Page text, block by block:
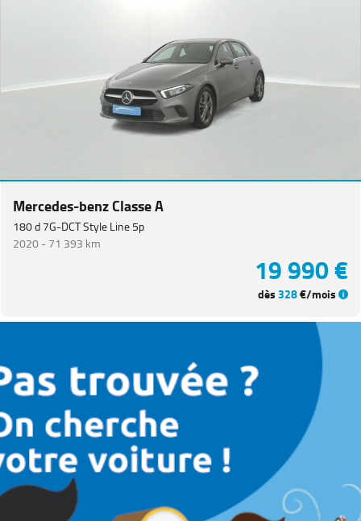
Mercedes-benz Classe A
180 d 7G-DCT Style Line 5p
2020 -71 393 km
19 990 €
dès328€/mois